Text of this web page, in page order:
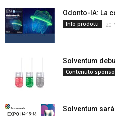
Odonto-IA: La
Info prodotti 20
Solventum
Contenuto
Solventum